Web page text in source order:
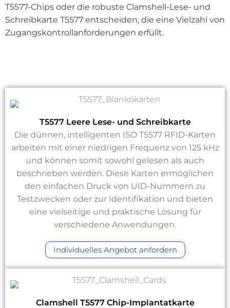
T5577-Chips oder die robuste Clamshell-Lese- und
Schreibkarte T5577 entscheiden, die eine Vielzahl von
Zugangskontrollanforderungen erfüllt.
T5577 Leere Lese- und Schreibkarte
Die dünnen, intelligenten ISO T5577 RFID-Karten
arbeiten mit einer niedrigen Frequenz von 125 kHz
und können somit sowohl gelesen als auch
beschrieben werden. Diese Karten ermöglichen
den einfachen Druck von UID-Nummern zu
Testzwecken oder zur Identifikation und bieten
eine vielseitige und praktische Lösung für
verschiedene Anwendungen.
Individuelles Angebot anfordern
Clamshell T5577 Chip-Implantatkarte